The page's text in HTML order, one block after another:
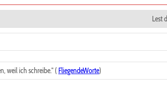
Lest
weil ich schreibe." ( FliegendeWorte)